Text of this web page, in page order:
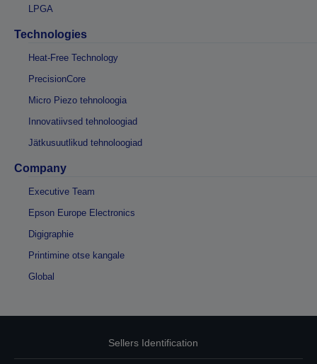
LPGA
Technologies
Heat-Free Technology
PrecisionCore
Micro Piezo tehnoloogia
Innovatiivsed tehnoloogiad
Jätkusuutlikud tehnoloogiad
Company
Executive Team
Epson Europe Electronics
Digigraphie
Printimine otse kangale
Global
Sellers Identification